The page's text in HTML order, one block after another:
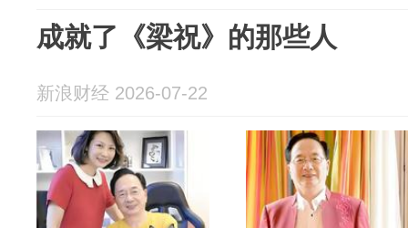
成就了《梁祝》的那些人
新浪财经 2026-07-22